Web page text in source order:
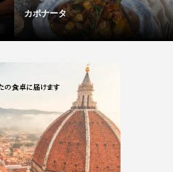
カポナータ